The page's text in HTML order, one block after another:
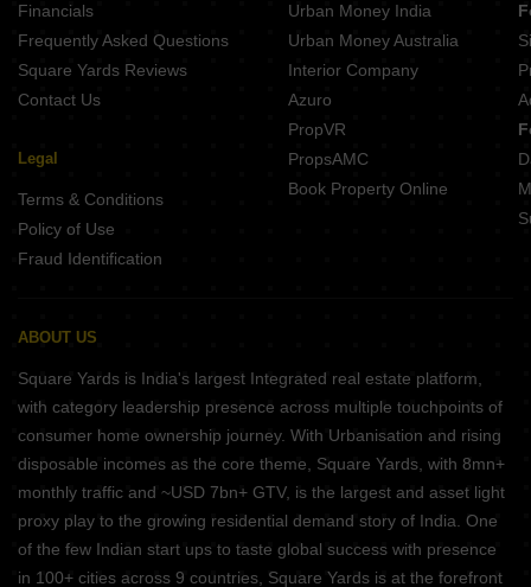
Financials
Frequently Asked Questions
Square Yards Reviews
Contact Us
Legal
Terms & Conditions
Policy of Use
Fraud Identification
Urban Money India
Urban Money Australia
Interior Company
Azuro
PropVR
PropsAMC
Book Property Online
ABOUT US
Square Yards is India's largest Integrated real estate platform,
with category leadership presence across multiple touchpoints of
consumer home ownership journey. With Urbanisation and rising
disposable incomes as the core theme, Square Yards, with 8mn+
monthly traffic and ~USD 7bn+ GTV, is the largest and asset light
proxy play to the growing residential demand story of India. One
of the few Indian start ups to taste global success with presence
in 100+ cities across 9 countries, Square Yards is at the forefront